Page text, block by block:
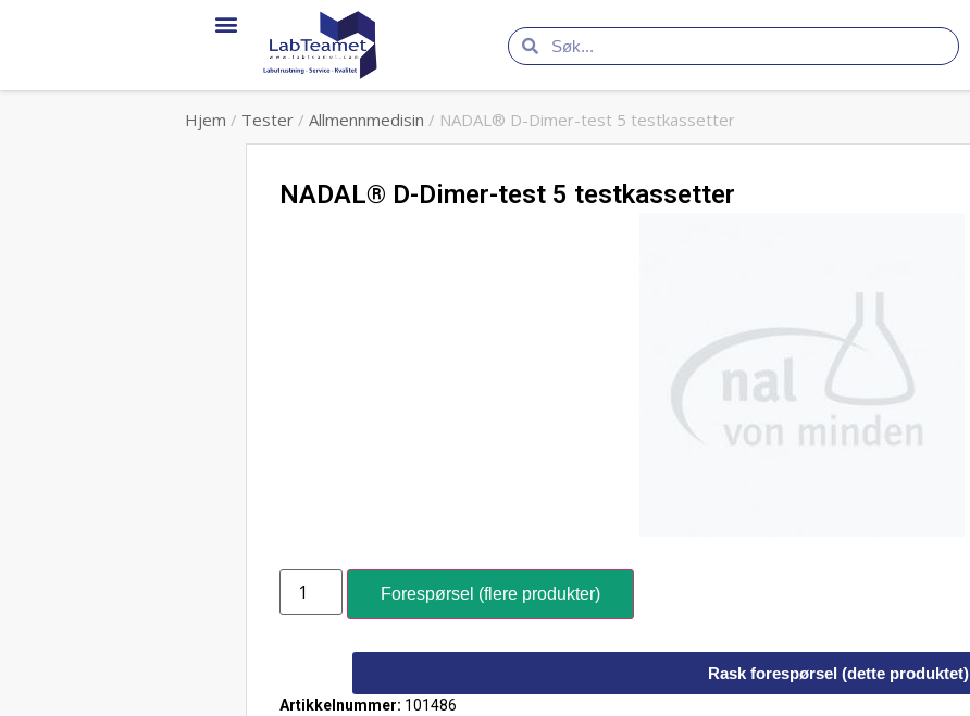
Hjem / Tester / Allmennmedisin / NADAL® D-Dimer-test 5 testkassetter
NADAL® D-Dimer-test 5 testkassetter
Forespørsel (flere produkter)
Rask forespørsel (dette produktet)
Artikkelnummer: 101486